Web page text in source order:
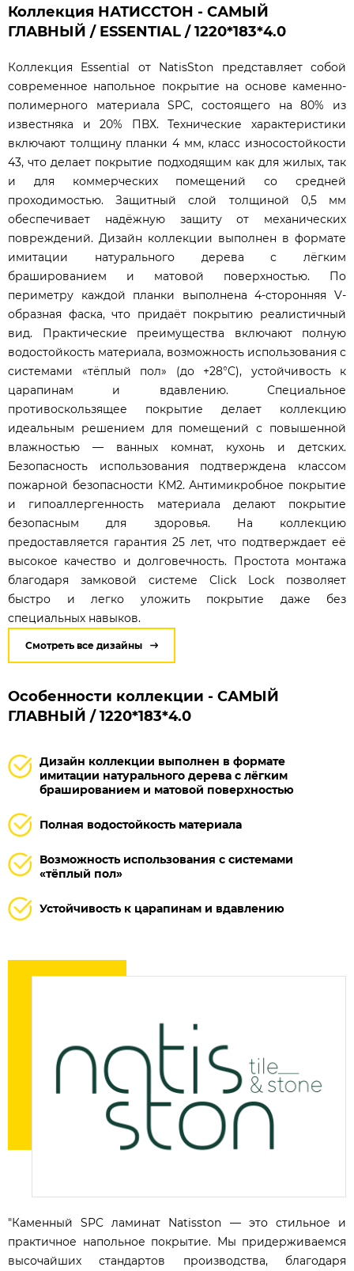
Коллекция НАТИССТОН - САМЫЙ
ГЛАВНЫЙ / ESSENTIAL / 1220*183*4.0
Коллекция Essential от NatisSton представляет собой
современное напольное покрытие на основе каменно-
полимерного материала SPC, состоящего на 80% из
известняка и 20% ПВХ. Технические характеристики
включают толщину планки 4 мм, класс износостойкости
43, что делает покрытие подходящим как для жилых, так
и для коммерческих помещений со средней
проходимостью. Защитный слой толщиной 0,5 мм
обеспечивает надёжную защиту от механических
повреждений. Дизайн коллекции выполнен в формате
имитации натурального дерева с лёгким
брашированием и матовой поверхностью. По
периметру каждой планки выполнена 4-сторонняя V-
образная фаска, что придаёт покрытию реалистичный
вид. Практические преимущества включают полную
водостойкость материала, возможность использования с
системами «тёплый пол» (до +28°C), устойчивость к
царапинам и вдавлению. Специальное
противоскользящее покрытие делает коллекцию
идеальным решением для помещений с повышенной
влажностью — ванных комнат, кухонь и детских.
Безопасность использования подтверждена классом
пожарной безопасности КМ2. Антимикробное покрытие
и гипоаллергенность материала делают покрытие
безопасным для здоровья. На коллекцию
предоставляется гарантия 25 лет, что подтверждает её
высокое качество и долговечность. Простота монтажа
благодаря замковой системе Click Lock позволяет
быстро и легко уложить покрытие даже без
специальных навыков.
Смотреть все дизайны
Особенности коллекции - САМЫЙ
ГЛАВНЫЙ / 1220*183*4.0
Дизайн коллекции выполнен в формате
имитации натурального дерева с лёгким
брашированием и матовой поверхностью
Полная водостойкость материала
Возможность использования с системами
«тёплый пол»
Устойчивость к царапинам и вдавлению
"Каменный SPC ламинат Natisston — это стильное и
практичное напольное покрытие. Мы придерживаемся
высочайших стандартов производства, благодаря